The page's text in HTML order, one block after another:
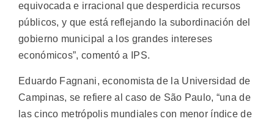
equivocada e irracional que desperdicia recursos
públicos, y que está reflejando la subordinación del
gobierno municipal a los grandes intereses
económicos”, comentó a IPS.
Eduardo Fagnani, economista de la Universidad de
Campinas, se refiere al caso de São Paulo, “una de
las cinco metrópolis mundiales con menor índice de